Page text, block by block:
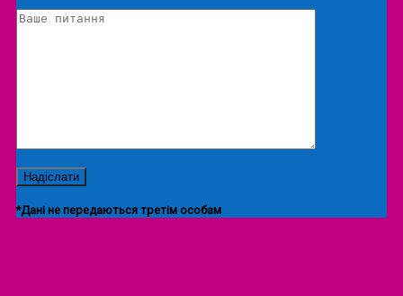
*Дані не передаються третім особам